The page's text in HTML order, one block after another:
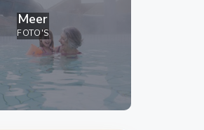
Meer
FOTO'S